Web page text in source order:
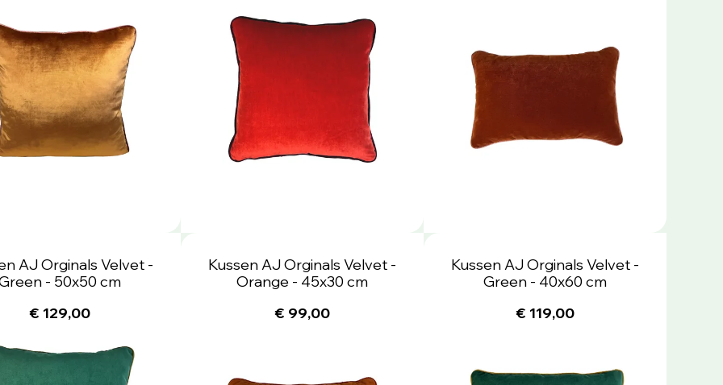
AJ Orginals Velvet -
- 50x50 cm
€ 129,00
Kussen AJ Orginals Velvet -
Orange - 45x30 cm
€ 99,00
Kussen AJ Orginals Velvet -
Green - 40x60 cm
€ 119,00